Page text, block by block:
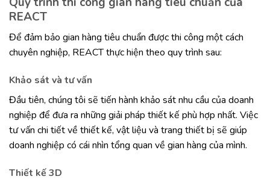
REACT
Để đảm bảo gian hàng tiêu chuẩn được thi công một cách
chuyên nghiệp, REACT thực hiện theo quy trình sau:
Khảo sát và tư vấn
Đầu tiên, chúng tôi sẽ tiến hành khảo sát nhu cầu của doanh
nghiệp để đưa ra những giải pháp thiết kế phù hợp nhất. Việc
tư vấn chi tiết về thiết kế, vật liệu và trang thiết bị sẽ giúp
doanh nghiệp có cái nhìn tổng quan về gian hàng của mình.
Thiết kế 3D